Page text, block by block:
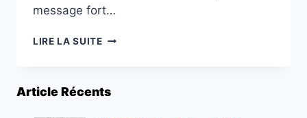
message fort…
LIRE LA SUITEAÏD
:
Article Récents